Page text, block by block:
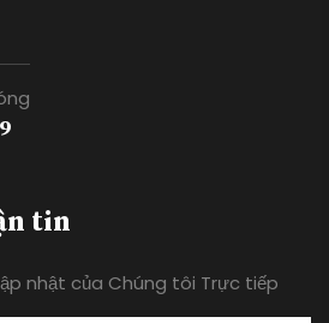
tin
nhật của Chúng tôi Trực tiếp